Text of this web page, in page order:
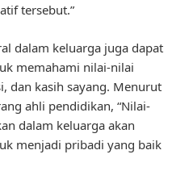
tersebut.”
dalam keluarga juga dapat
memahami nilai-nilai
dan kasih sayang. Menurut
ahli pendidikan, “Nilai-
dalam keluarga akan
menjadi pribadi yang baik